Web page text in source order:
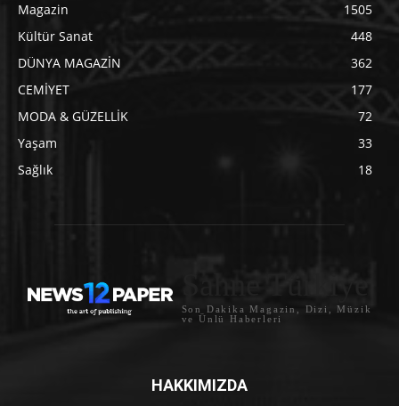
Magazin
1505
Kültür Sanat
448
DÜNYA MAGAZİN
362
CEMİYET
177
MODA & GÜZELLİK
72
Yaşam
33
Sağlık
18
Sahne Türkiye
Son Dakika Magazin, Dizi, Müzik
ve Ünlü Haberleri
HAKKIMIZDA